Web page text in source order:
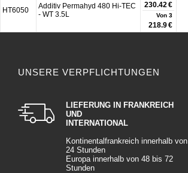
HT6050
Additiv Permahyd 480 Hi-TEC
- WT 3.5L
230.42 €
Von 3
218.9 €
UNSERE VERPFLICHTUNGEN
LIEFERUNG IN FRANKREICH
UND
INTERNATIONAL
Kontinentalfrankreich innerhalb von
24 Stunden
Europa innerhalb von 48 bis 72
Stunden